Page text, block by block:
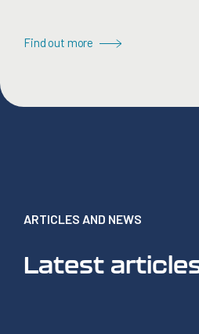
Find out more
ARTICLES AND NEWS
Latest